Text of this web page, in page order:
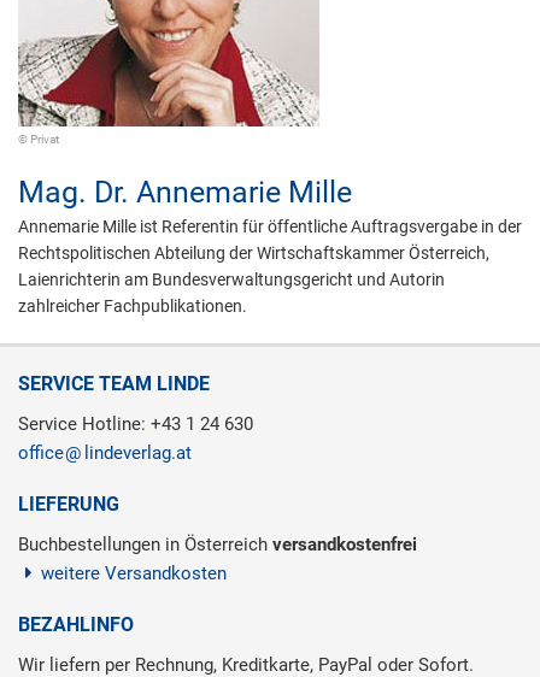
© Privat
Mag. Dr. Annemarie Mille
Annemarie Mille ist Referentin für öffentliche Auftragsvergabe in der
Rechtspolitischen Abteilung der Wirtschaftskammer Österreich,
Laienrichterin am Bundesverwaltungsgericht und Autorin
zahlreicher Fachpublikationen.
SERVICE TEAM LINDE
Service Hotline: +43 1 24 630
office
lindeverlag.at
LIEFERUNG
Buchbestellungen in Österreich versandkostenfrei
weitere Versandkosten
BEZAHLINFO
Wir liefern per Rechnung, Kreditkarte, PayPal oder Sofort.